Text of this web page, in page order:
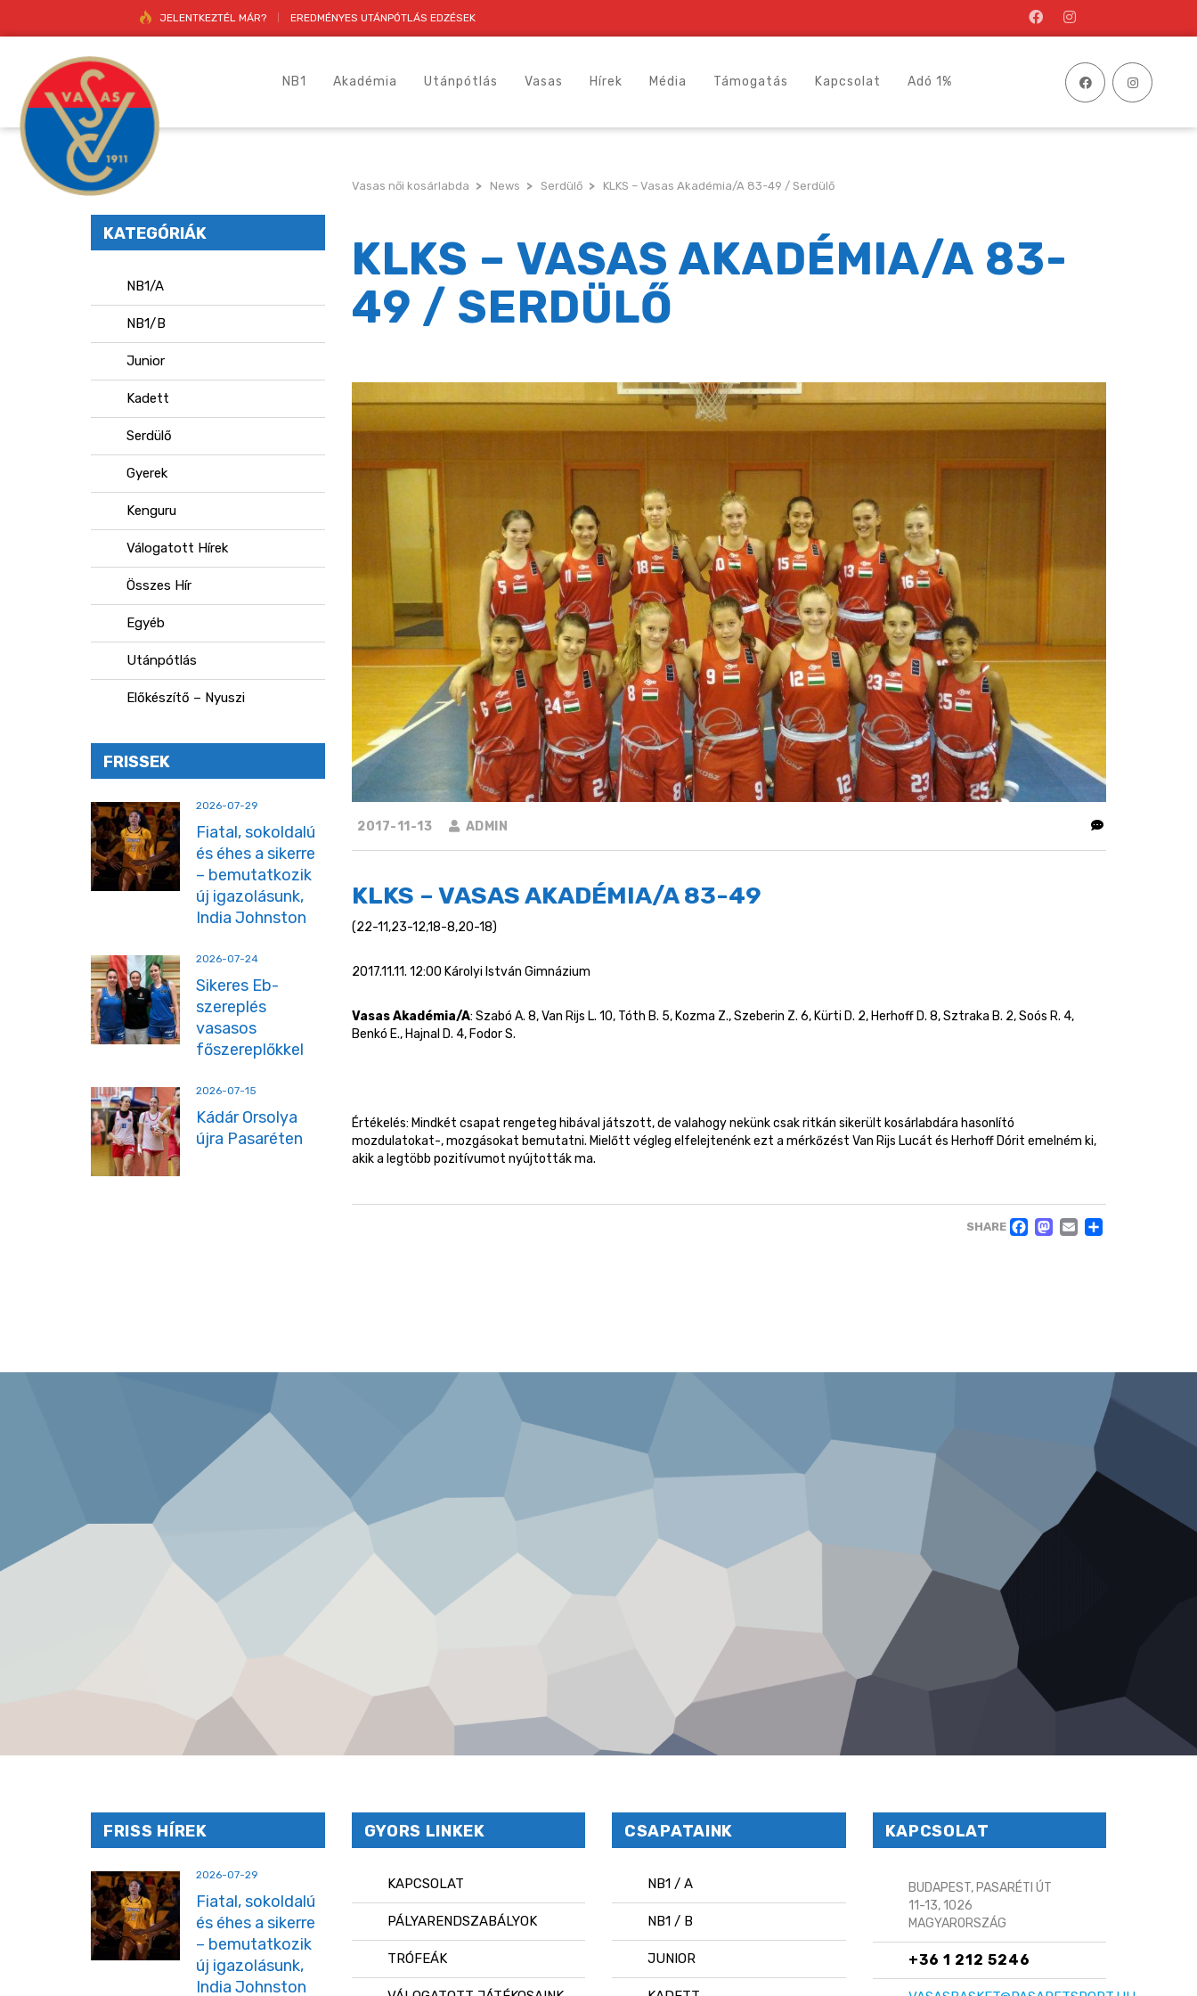
JELENTKEZTÉL MÁR? EREDMÉNYES UTÁNPÓTLÁS EDZÉSEK
NB1 Akadémia Utánpótlás Vasas Hírek Média Támogatás Kapcsolat Adó 1%
Vasas női kosárlabda > News > Serdülő > KLKS – Vasas Akadémia/A 83-49 / Serdülő
KLKS – VASAS AKADÉMIA/A 83-
49 / SERDÜLŐ
2017-11-13 ADMIN
KLKS – VASAS AKADÉMIA/A 83-49
(22-11,23-12,18-8,20-18)
2017.11.11. 12:00 Károlyi István Gimnázium
Vasas Akadémia/A: Szabó A. 8, Van Rijs L. 10, Tóth B. 5, Kozma Z., Szeberin Z. 6, Kürti D. 2, Herhoff D. 8, Sztraka B. 2, Soós R. 4,
Benkó E., Hajnal D. 4, Fodor S.
Értékelés: Mindkét csapat rengeteg hibával játszott, de valahogy nekünk csak ritkán sikerült kosárlabdára hasonlító
mozdulatokat-, mozgásokat bemutatni. Mielőtt végleg elfelejtenénk ezt a mérkőzést Van Rijs Lucát és Herhoff Dórit emelném ki,
akik a legtöbb pozitívumot nyújtották ma.
SHARE FACEBOOK
EMAIL
KATEGÓRIÁK
NB1/A
NB1/B
Junior
Kadett
Serdülő
Gyerek
Kenguru
Válogatott Hírek
Összes Hír
Egyéb
Utánpótlás
Előkészítő – Nyuszi
FRISSEK
2026-07-29
Fiatal, sokoldalú
és éhes a sikerre
– bemutatkozik
új igazolásunk,
India Johnston
2026-07-24
Sikeres Eb-
szereplés
vasasos
főszereplőkkel
2026-07-15
Kádár Orsolya
újra Pasaréten
FRISS HÍREK
2026-07-29
Fiatal, sokoldalú
és éhes a sikerre
– bemutatkozik
új igazolásunk,
India Johnston
GYORS LINKEK
KAPCSOLAT
PÁLYARENDSZABÁLYOK
TRÓFEÁK
CSAPATAINK
NB1 / A
NB1 / B
JUNIOR
KAPCSOLAT
BUDAPEST, PASARÉTI ÚT
11-13, 1026
MAGYARORSZÁG
+36 1 212 5246